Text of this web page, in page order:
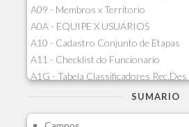
A09 - Membros x Territorio
A0A - EQUIPE X USUARIOS
A10 - Cadastro Conjunto de Etapas
A11 - Checklist do Funcionario
A1G - Tabela Classificadores Rec.Des
A1H - Itens Tabela Classif.Rec.Desp.
SUMARIO